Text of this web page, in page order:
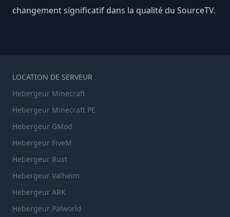
changement significatif dans la qualité du SourceTV.
LOCATION DE SERVEUR
Hebergeur Minecraft
Hebergeur Minecraft PE
Hebergeur GMod
Hebergeur FiveM
Hebergeur Rust
Hebergeur Valheim
Hebergeur ARK
Hebergeur Palworld